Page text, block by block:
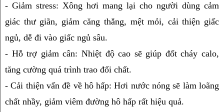
- Giảm stress: Xông hơi mang lại cho người dùng cảm
giác thư giãn, giảm căng thẳng, mệt mỏi, cải thiện giấc
ngủ, dễ đi vào giấc ngủ sâu.
- Hỗ trợ giảm cân: Nhiệt độ cao sẽ giúp đốt cháy calo,
tăng cường quá trình trao đổi chất.
- Cải thiện vấn đề về hô hấp: Hơi nước nóng sẽ làm loãng
chất nhầy, giảm viêm đường hô hấp rất hiệu quả.